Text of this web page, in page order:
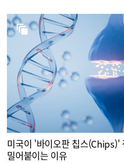
미국이 '바이오판 칩스(Chips)'
밀어붙이는 이유